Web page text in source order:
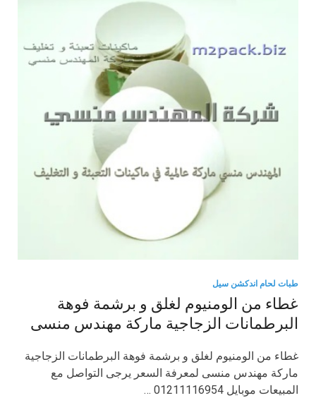
طبات لحام اندكشن سيل
غطاء من الومنيوم لغلق و برشمة فوهة
البرطمانات الزجاجية ماركة مهندس منسى
غطاء من الومنيوم لغلق و برشمة فوهة البرطمانات الزجاجية
ماركة مهندس منسى لمعرفة السعر يرجى التواصل مع
المبيعات موبايل 01211116954 …